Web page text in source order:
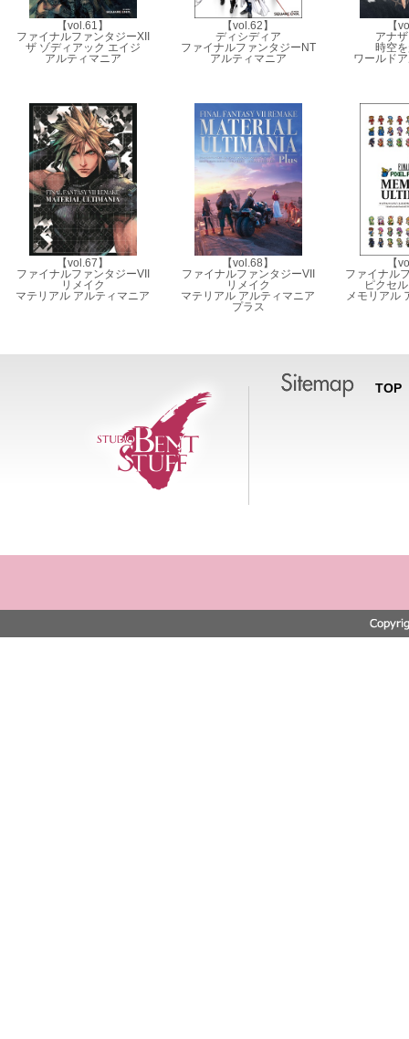
【vol.61】
ファイナルファンタジーXII
ザ ゾディアック エイジ
アルティマニア
【vol.62】
ディシディア
ファイナルファンタジーNT
アルティマニア
【
アナ
時空
ワールド
【vol.67】
ファイナルファンタジーVII
リメイク
マテリアル アルティマニア
【vol.68】
ファイナルファンタジーVII
リメイク
マテリアル アルティマニア
プラス
【
ファイナル
ピクセ
メモリアル
TOP